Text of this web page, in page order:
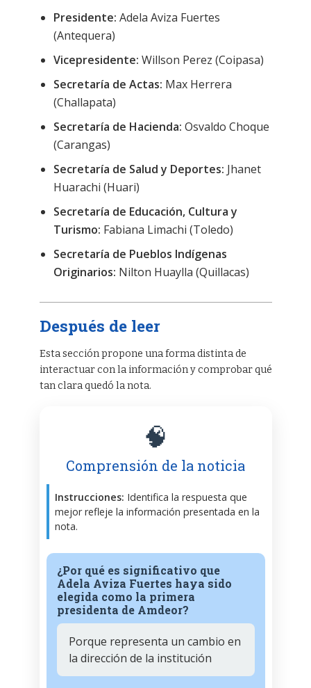
Presidente: Adela Aviza Fuertes
(Antequera)
Vicepresidente: Willson Perez (Coipasa)
Secretaría de Actas: Max Herrera
(Challapata)
Secretaría de Hacienda: Osvaldo Choque
(Carangas)
Secretaría de Salud y Deportes: Jhanet
Huarachi (Huari)
Secretaría de Educación, Cultura y
Turismo: Fabiana Limachi (Toledo)
Secretaría de Pueblos Indígenas
Originarios: Nilton Huaylla (Quillacas)
Después de leer
Esta sección propone una forma distinta de
interactuar con la información y comprobar qué
tan clara quedó la nota.
🧠
Comprensión de la noticia
Instrucciones: Identifica la respuesta que
mejor refleje la información presentada en la
nota.
¿Por qué es significativo que
Adela Aviza Fuertes haya sido
elegida como la primera
presidenta de Amdeor?
Porque representa un cambio en
la dirección de la institución